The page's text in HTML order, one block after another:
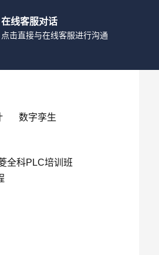
在线客服对话
点击直接与在线客服进行沟通
数字孪生
全科PLC培训班